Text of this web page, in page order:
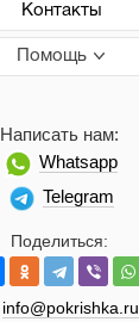
Контакты
Помощь
Поделиться:
info@pokrishka.ru
Написать нам:
Whatsapp
Telegram